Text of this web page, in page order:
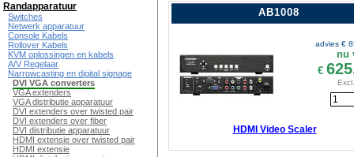
AB1008
advies €
nu
€
HDMI Video Scaler
Randapparatuur
Switches
Netwerk apparatuur
Console Kabels
Rollover Kabels
KVM oplossingen en kabels
A/V Regelaar
Narrowcasting en digital signage
DVI VGA converters
VGA extenders
VGA distributie apparatuur
DVI extenders over twisted pair
DVI extenders over fiber
DVI distributie apparatuur
HDMI extensie over twisted pair
HDMI extensie